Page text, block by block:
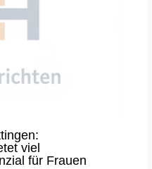
viel
für Frauen